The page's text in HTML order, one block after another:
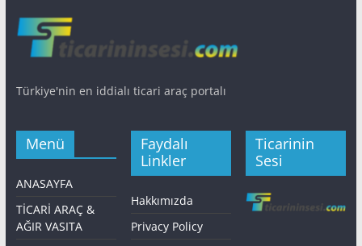
Türkiye'nin en iddialı ticari araç portalı
Menü
ANASAYFA
TİCARİ ARAÇ &
AĞIR VASITA
Faydalı
Linkler
Hakkımızda
Privacy Policy
Ticarinin
Sesi